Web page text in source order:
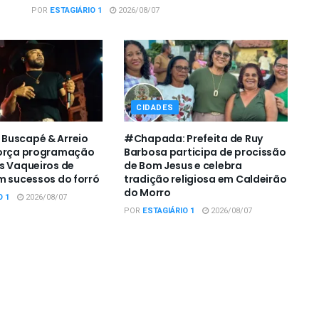
POR ESTAGIÁRIO 1 2026/08/07
& Arreio
programação
Vaqueiros de
sucessos do forró
1 2026/08/07
CIDADES
#Chapada: Prefeita de Ruy
Barbosa participa de procissão
de Bom Jesus e celebra
tradição religiosa em Caldeirão
do Morro
POR ESTAGIÁRIO 1 2026/08/07